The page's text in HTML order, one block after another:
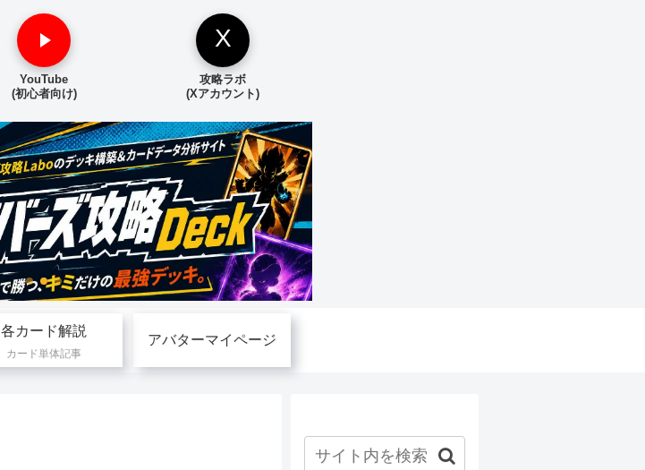
YouTube
(初心者向け)
X
攻略ラボ
(Xアカウント)
各カード解説
カード単体記事
アバターマイページ